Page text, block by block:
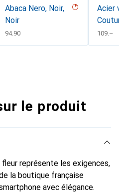
Abaca Nero, Noir,
Noir
CHF
94.90
Acier
CHF
109.–
le produit
représente les exigences,
la boutique française
avec élégance.